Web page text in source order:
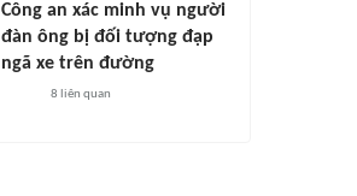
Công an xác minh vụ người
đàn ông bị đối tượng đạp
ngã xe trên đường
8 liên quan